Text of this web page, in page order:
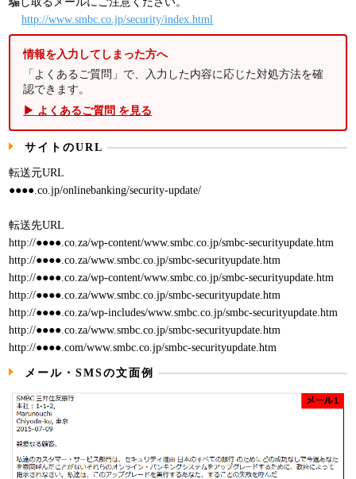
http://www.smbc.co.jp/security/index.html
情報を入力してしまった方へ
「よくあるご質問」で、入力した内容に応じた対処方法を確
認できます。
▶ よくあるご質問 を見る
サイトのURL
転送元URL
●●●●.co.jp/onlinebanking/security-update/
転送先URL
http://●●●●.co.za/wp-content/www.smbc.co.jp/smbc-securityupdate.htm
http://●●●●.co.za/www.smbc.co.jp/smbc-securityupdate.htm
http://●●●●.co.za/wp-content/www.smbc.co.jp/smbc-securityupdate.htm
http://●●●●.co.za/www.smbc.co.jp/smbc-securityupdate.htm
http://●●●●.co.za/wp-includes/www.smbc.co.jp/smbc-securityupdate.htm
http://●●●●.co.za/www.smbc.co.jp/smbc-securityupdate.htm
http://●●●●.com/www.smbc.co.jp/smbc-securityupdate.htm
メール・SMSの文面例